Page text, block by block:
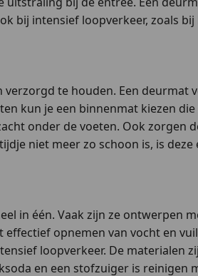
bij intensief loopverkeer, zoals
te houden. Een
kun je een binnenmat kiezen
onder de voeten. Ook
niet meer zo schoon is, is
in één. Vaak zijn ze ontwerpen
opnemen van vocht en
loopverkeer. De materialen
en een stofzuiger is reinigen